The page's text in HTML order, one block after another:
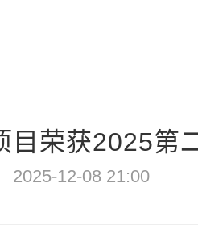
目荣获2025第
2025-12-08 21:00